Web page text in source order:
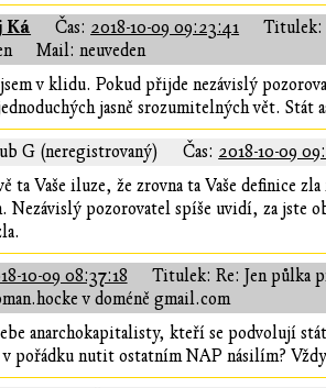
Ká Čas: 2018-10-09 09:23:41 Titulek:
Mail: neuveden
v klidu. Pokud přijde nezávislý
jasně srozumitelných vět.
G (neregistrovaný) Čas: 2018-10-09
ta Vaše iluze, že zrovna ta Vaše definice
Nezávislý pozorovatel spíše uvidí, za
10-09 08:37:18 Titulek: Re: Jen půlka
v doméně gmail.com
anarchokapitalisty, kteří se podvolují
pořádku nutit ostatním NAP násilím?